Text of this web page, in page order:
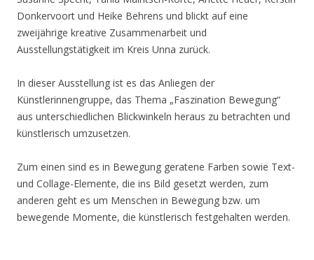
Donkervoort und Heike Behrens und blickt auf eine
zweijährige kreative Zusammenarbeit und
Ausstellungstätigkeit im Kreis Unna zurück.
In dieser Ausstellung ist es das Anliegen der
Künstlerinnengruppe, das Thema „Faszination Bewegung“
aus unterschiedlichen Blickwinkeln heraus zu betrachten und
künstlerisch umzusetzen.
Zum einen sind es in Bewegung geratene Farben sowie Text-
und Collage-Elemente, die ins Bild gesetzt werden, zum
anderen geht es um Menschen in Bewegung bzw. um
bewegende Momente, die künstlerisch festgehalten werden.